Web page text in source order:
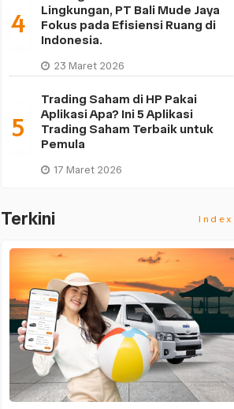
4
Lingkungan, PT Bali Mude Jaya
Fokus pada Efisiensi Ruang di
Indonesia.
23 Maret 2026
5
Trading Saham di HP Pakai
Aplikasi Apa? Ini 5 Aplikasi
Trading Saham Terbaik untuk
Pemula
17 Maret 2026
Terkini Index